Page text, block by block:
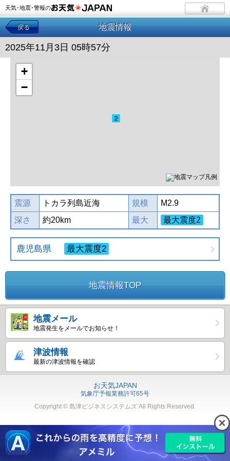
天気･地震･警報の
戻る 地震情報
2025年11月3日 05時57分
+
−
震源 トカラ列島近海 規模
M2.9
深さ
約20km 最大 最大震度2
鹿児島県 最大震度2
地震情報TOP
地震メール
地震発生をメールでお知らせ！
津波情報
最新の津波情報を確認
お天気JAPAN
気象庁予報業務許可65号
Copyright © 島津ビジネスシステムズ All Rights Reserved.